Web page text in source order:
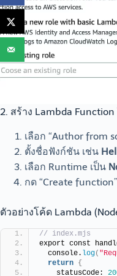
2. สร้าง Lambda
เลือก “Author from
ตั้งชื่อฟังก์ชัน เช่น
เลือก Runtime เป็น
กด “Create function”
ตัวอย่างโค้ด Lambda
// index.mjs
export const
  console.
log(
return {
    statusCode: